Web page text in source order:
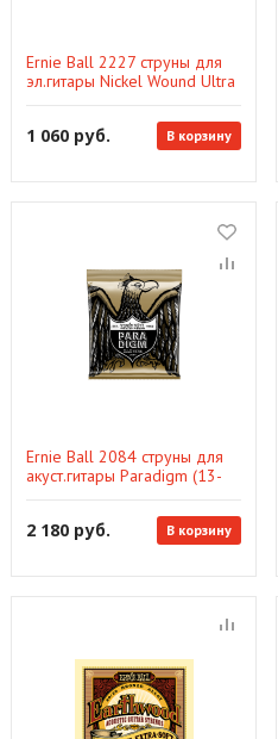
Ernie Ball 2227 струны для
эл.гитары Nickel Wound Ultra
1 060 руб. В корзину
Ernie Ball 2084 струны для
акуст.гитары Paradigm (13-
2 180 руб. В корзину